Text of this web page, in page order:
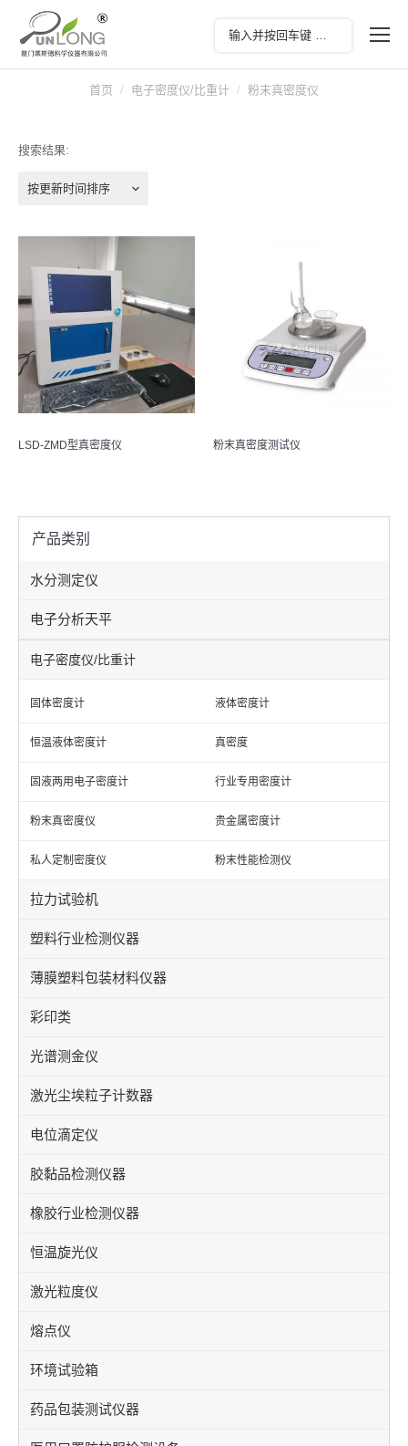
首页 电子密度仪/比重计 粉末真密度仪
搜索结果:
按更新时间排序
LSD-ZMD型真密度仪 粉末真密度测试仪
产品类别
水分测定仪
电子分析天平
电子密度仪/比重计
固体密度计 液体密度计
恒温液体密度计 真密度
固液两用电子密度计 行业专用密度计
粉末真密度仪 贵金属密度计
私人定制密度仪 粉末性能检测仪
拉力试验机
塑料行业检测仪器
薄膜塑料包装材料仪器
彩印类
光谱测金仪
激光尘埃粒子计数器
电位滴定仪
胶黏品检测仪器
橡胶行业检测仪器
恒温旋光仪
激光粒度仪
熔点仪
环境试验箱
药品包装测试仪器